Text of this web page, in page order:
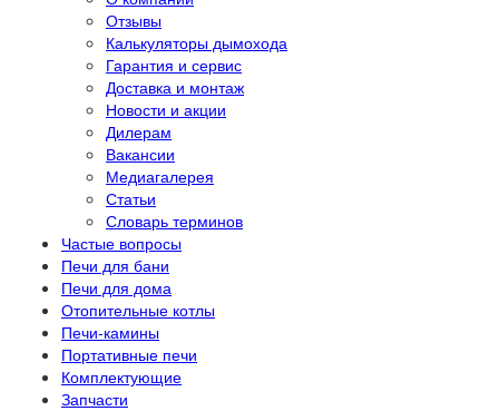
Отзывы
Калькуляторы дымохода
Гарантия и сервис
Доставка и монтаж
Новости и акции
Дилерам
Вакансии
Медиагалерея
Статьи
Словарь терминов
Частые вопросы
Печи для бани
Печи для дома
Отопительные котлы
Печи-камины
Портативные печи
Комплектующие
Запчасти